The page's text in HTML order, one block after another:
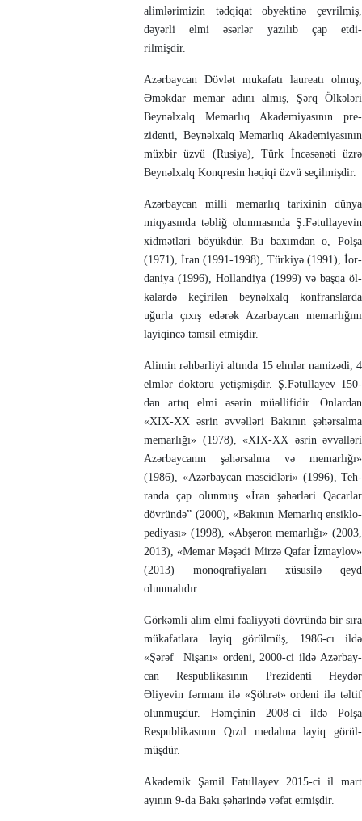
alim­lə­ri­mi­zin tədqiqat ob­yek­tinə çev­rilmiş,
dəyərli elmi əsər­lər yazılıb çap et­di­
rilmişdir.
Azər­bay­can Dövlət muka­fatı laureatı olmuş,
Əməkdar memar adını almış, Şərq Öl­kə­­ləri
Beynəlxalq Memar­lıq Aka­de­mi­yasının pre­
zidenti, Beynəlxalq Me­mar­lıq Akademi­ya­sı­­nın
müxbir üzvü (Ru­siya), Türk İncəsənəti üzrə
Bey­nəl­xalq Konqresin həqiqi üzvü seçilmişdir.
Azərbaycan milli memarlıq ta­ri­xi­nin dün­­­­ya
miqyasında təbliğ olun­ma­sında Ş.Fə­tul­layevin
xidmətləri bö­yükdür. Bu ba­xım­­dan o, Pol­şa
(1971), İran (1991-1998), Tür­kiyə (1991), İor­
daniya (1996), Hollandiya (1999) və başqa öl­
kə­lər­də keçirilən bey­nəl­xalq kon­frans­larda
uğurla çıxış edə­rək Azərbay­can memarlı­ğını
layiqincə təmsil etmişdir.
Alimin rəhbərliyi altında 15 elmlər na­mizədi, 4
elmlər doktoru ye­tiş­miş­dir. Ş.Fə­tul­la­yev 150-
dən artıq elmi əsə­rin müəllifidir. Onlardan
«XIX-XX əsrin əvvəl­ləri Bakının şəhərsalma
memarlığı» (1978), «XIX-XX əs­rin əvvəlləri
Azərbaycanın şəhərsalma və me­mar­­lı­ğı»
(1986), «Azərbay­can məs­cid­ləri» (1996), Teh­
randa çap olunmuş «İran şəhərləri Qacarlar
döv­ründə” (2000), «Bakı­nın Memarlıq ensik­lo­­
pe­di­yası» (1998), «Abşeron memarlığı» (2003,
2013), «Memar Məşədi Mirzə Qa­far İz­­maylov»
(2013) mono­qra­fi­ya­ları xüsusilə qeyd
olunmalıdır.
Görkəmli alim el­mi fəaliyyəti dövründə bir sıra
mükafatlara la­yiq görülmüş, 1986-cı ildə
«Şərəf Nişanı» ordeni, 2000-ci ildə Azərbay­
can Respublikasının Pre­­zi­denti Heydər
Əliyevin fərmanı ilə «Şöh­rət» ordeni ilə təltif
olunmuşdur. Həmçinin 2008-ci ildə Polşa
Respublikasının Qızıl medalına layiq gö­rül­
müşdür.
Akademik Şamil Fətullayev 2015-ci il mart
ayının 9-da Bakı şəhə­rində vəfat etmişdir.